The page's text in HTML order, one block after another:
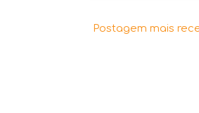
Postagem mais